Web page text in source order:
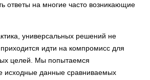
ответы на многие часто возникающие
универсальных решений не
идти на компромисс для
целей. Мы попытаемся
исходные данные сравниваемых